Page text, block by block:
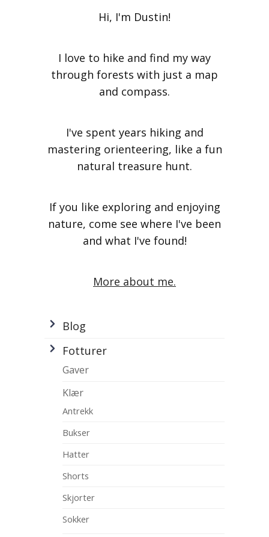
Hi, I'm Dustin!
I love to hike and find my way
through forests with just a map
and compass.
I've spent years hiking and
mastering orienteering, like a fun
natural treasure hunt.
If you like exploring and enjoying
nature, come see where I've been
and what I've found!
More about me.
Blog
Fotturer
Gaver
Klær
Antrekk
Bukser
Hatter
Shorts
Skjorter
Sokker